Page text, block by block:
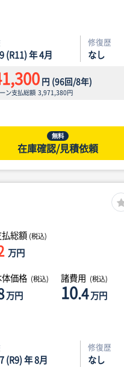
(R11) 年 4月
修復歴
なし
円 (96回/8年)
ン支払総額3,971,380円
無料
在庫確認/見積依頼
総額 (税込)
万円
価格 (税込)
万円
諸費用 (税込)
10.4万円
(R9) 年 8月
修復歴
なし